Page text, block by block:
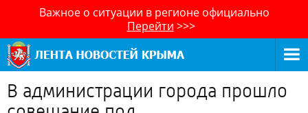
Важное о ситуации в регионе официально
Перейти >>>
В администрации города прошло